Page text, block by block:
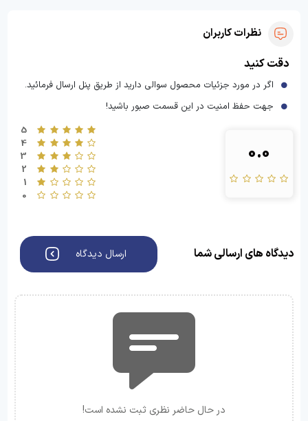
نظرات کاربران
دقت کنید
اگر در مورد جزئیات محصول سوالی دارید از طریق پنل ارسال فرمائید.
جهت حفظ امنیت در این قسمت صبور باشید!
0.0
5
4
3
2
1
0
دیدگاه های ارسالی شما ارسال دیدگاه
در حال حاضر نظری ثبت نشده است!